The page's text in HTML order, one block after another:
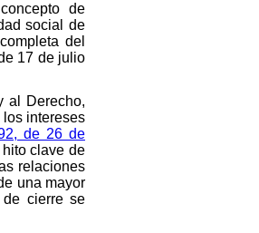
de
social de
del
17 de julio
al Derecho,
intereses
de 26 de
clave de
relaciones
una mayor
cierre se